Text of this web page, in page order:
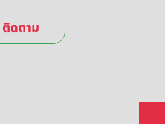
ติดตาม